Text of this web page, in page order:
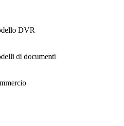
DVR
di documenti